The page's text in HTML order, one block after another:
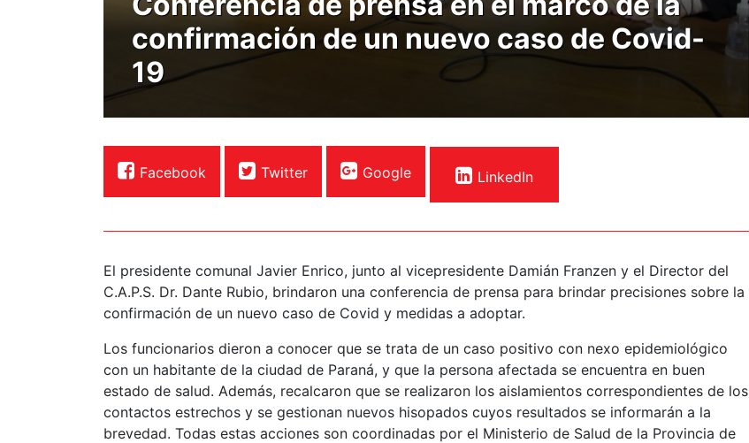
confirmación de un nuevo caso de Covid-
19
Facebook Twitter Google LinkedIn
El presidente comunal Javier Enrico, junto al vicepresidente Damián Franzen y el Director del
C.A.P.S. Dr. Dante Rubio, brindaron una conferencia de prensa para brindar precisiones sobre la
confirmación de un nuevo caso de Covid y medidas a adoptar.
Los funcionarios dieron a conocer que se trata de un caso positivo con nexo epidemiológico
con un habitante de la ciudad de Paraná, y que la persona afectada se encuentra en buen
estado de salud. Además, recalcaron que se realizaron los aislamientos correspondientes de los
contactos estrechos y se gestionan nuevos hisopados cuyos resultados se informarán a la
brevedad. Todas estas acciones son coordinadas por el Ministerio de Salud de la Provincia de